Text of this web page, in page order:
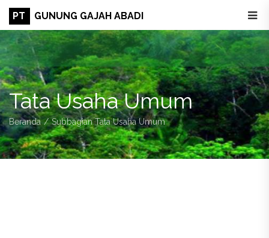
PT GUNUNG GAJAH ABADI
Tata Usaha Umum
Beranda Subbagian Tata Usaha Umum